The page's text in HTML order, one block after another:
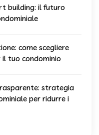
building: il futuro
come scegliere
tuo condominio
strategia
per ridurre i